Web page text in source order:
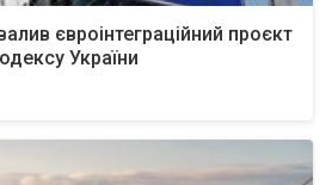
євроінтеграційний проєкт
України